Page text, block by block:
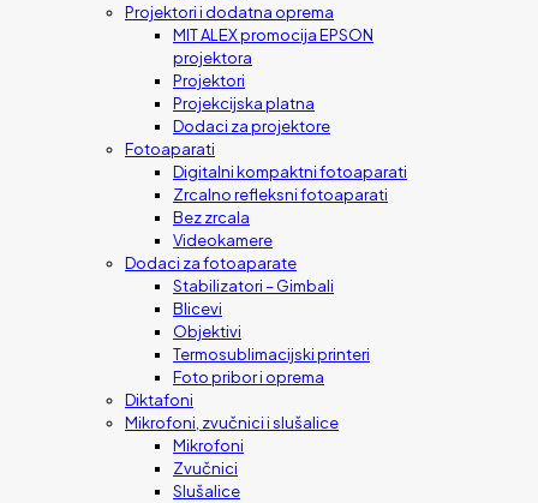
Projektori i dodatna oprema
MIT ALEX promocija EPSON
projektora
Projektori
Projekcijska platna
Dodaci za projektore
Fotoaparati
Digitalni kompaktni fotoaparati
Zrcalno refleksni fotoaparati
Bez zrcala
Videokamere
Dodaci za fotoaparate
Stabilizatori – Gimbali
Blicevi
Objektivi
Termosublimacijski printeri
Foto pribor i oprema
Diktafoni
Mikrofoni, zvučnici i slušalice
Mikrofoni
Zvučnici
Slušalice